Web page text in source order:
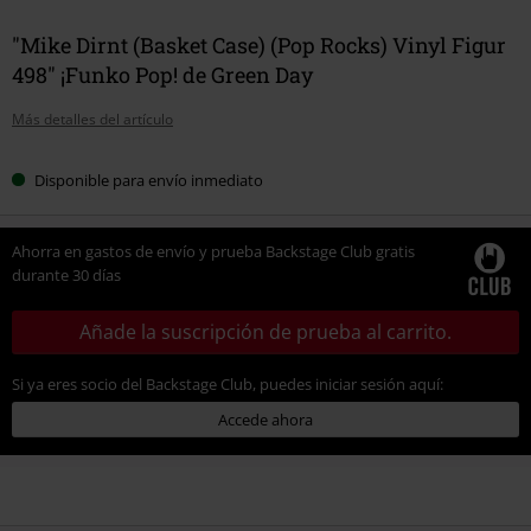
"Mike Dirnt (Basket Case) (Pop Rocks) Vinyl Figur
498" ¡Funko Pop! de Green Day
Más detalles del artículo
Disponible para envío inmediato
Ahorra en gastos de envío y prueba Backstage Club gratis
durante 30 días
Añade la suscripción de prueba al carrito.
Si ya eres socio del Backstage Club, puedes iniciar sesión aquí:
Accede ahora